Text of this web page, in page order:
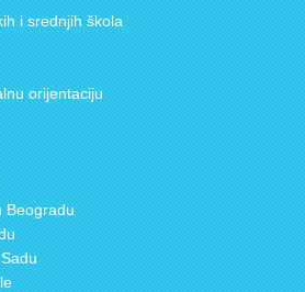
i srednjih škola
orijentaciju
Beogradu